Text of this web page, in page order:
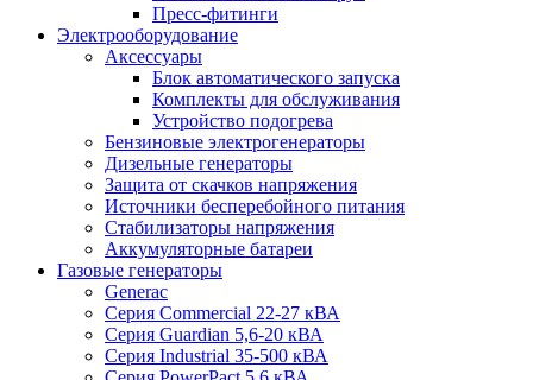
Пресс-фитинги
Электрооборудование
Аксессуары
Блок автоматического запуска
Комплекты для обслуживания
Устройство подогрева
Бензиновые электрогенераторы
Дизельные генераторы
Защита от скачков напряжения
Источники бесперебойного питания
Стабилизаторы напряжения
Аккумуляторные батареи
Газовые генераторы
Generac
Серия Commercial 22-27 кВА
Серия Guardian 5,6-20 кВА
Серия Industrial 35-500 кВА